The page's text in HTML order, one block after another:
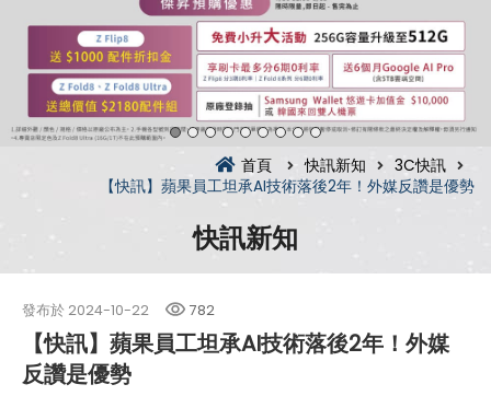
首頁 快訊新知
3C快訊
【快訊】蘋果員工坦承AI技術落後2年！外媒反讚是優勢
快訊新知
發布於 2024-10-22 782
【快訊】蘋果員工坦承AI技術落後2年！外媒
反讚是優勢